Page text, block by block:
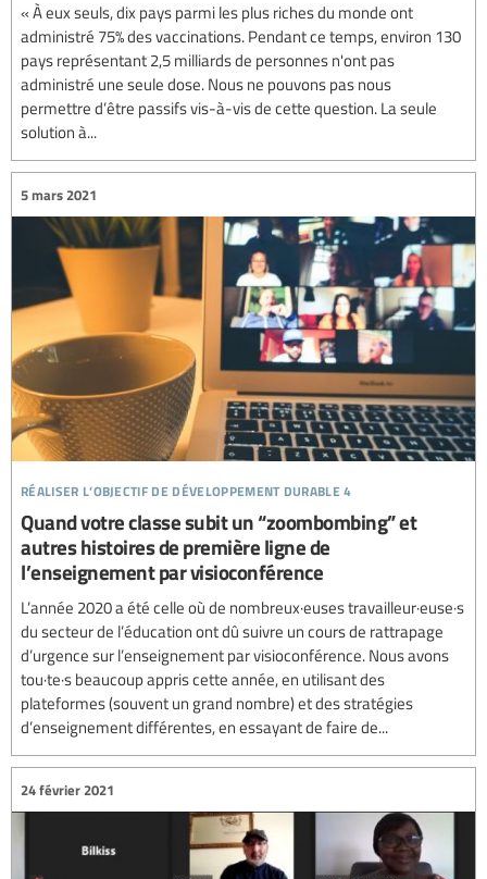
« À eux seuls, dix pays parmi les plus riches du monde ont
administré 75% des vaccinations. Pendant ce temps, environ 130
pays représentant 2,5 milliards de personnes n'ont pas
administré une seule dose. Nous ne pouvons pas nous
permettre d’être passifs vis-à-vis de cette question. La seule
solution à...
réaliser l’objectif de développement durable 4
5 mars 2021
Quand votre classe subit un “zoombombing” et
autres histoires de première ligne de
l’enseignement par visioconférence
L’année 2020 a été celle où de nombreux·euses travailleur·euse·s
du secteur de l’éducation ont dû suivre un cours de rattrapage
d’urgence sur l’enseignement par visioconférence. Nous avons
tou·te·s beaucoup appris cette année, en utilisant des
plateformes (souvent un grand nombre) et des stratégies
d’enseignement différentes, en essayant de faire de...
24 février 2021